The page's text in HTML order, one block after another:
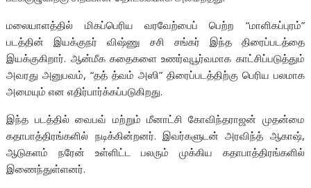
மலையாளத்தில் மிகப்பெரிய வரவேற்பைப் பெற்ற “மாளிகப்புரம்”
படத்தின் இயக்குநர் விஷ்ணு சசி சங்கர் இந்த திரைப்படத்தை
இயக்குகிறார். ஆன்மீக கதைகளை உணர்வுபூர்வமாக காட்சிப்படுத்தும்
அவரது அனுபவம், “தத் த்வம் அஸி” திரைப்படத்திற்கு பெரிய பலமாக
அமையும் என எதிர்பார்க்கப்படுகிறது.
இந்த படத்தில் வைபவ் மற்றும் மீனாட்சி கோவிந்தராஜன் முதன்மை
கதாபாத்திரங்களில் நடிக்கின்றனர். இவர்களுடன் அரவிந்த் ஆகாஷ்,
ஆடுகளம் நரேன் உள்ளிட்ட பலரும் முக்கிய கதாபாத்திரங்களில்
இணைந்துள்ளனர்.